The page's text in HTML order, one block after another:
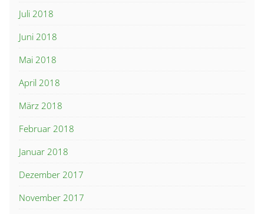
Juli 2018
Juni 2018
Mai 2018
April 2018
März 2018
Februar 2018
Januar 2018
Dezember 2017
November 2017